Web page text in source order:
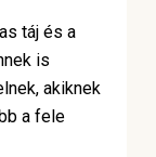
táj és a
is
akiknek
a fele